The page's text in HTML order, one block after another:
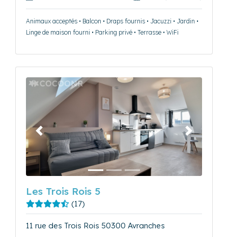
Animaux acceptés • Balcon • Draps fournis • Jacuzzi • Jardin •
Linge de maison fourni • Parking privé • Terrasse • WiFi
Précédent Suivant
Les Trois Rois 5
(17)
11 rue des Trois Rois 50300 Avranches